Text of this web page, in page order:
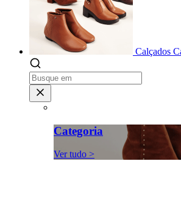
Calçados
Categoria
Ver tudo >